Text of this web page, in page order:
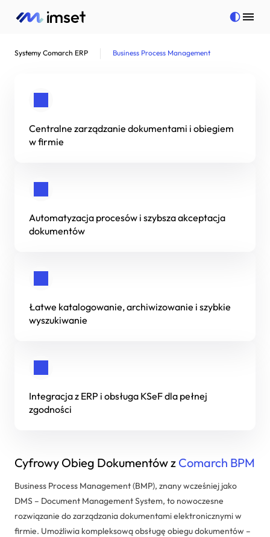
Bezpieczeństwo
Pełna oferta
Aplikacje mobilne
Bezpieczeństwo
Dedykowane rozwiązania
Zarządzanie projektami IT
Systemy Comarch ERP
Realizacje
Strefa wiedzy
Cyfrowy porządek w firmie dzięki
Systemy Comarch ERP Business Process Management
Centralne zarządzanie dokumentami i obiegiem
w firmie
Automatyzacja procesów i szybsza akceptacja
dokumentów
Łatwe katalogowanie, archiwizowanie i szybkie
wyszukiwanie
Integracja z ERP i obsługa KSeF dla pełnej
zgodności
Cyfrowy Obieg Dokumentów z Comarch BPM
Business Process Management (BMP), znany wcześniej jako
DMS – Document Management System, to nowoczesne
rozwiązanie do zarządzania dokumentami elektronicznymi w
firmie. Umożliwia kompleksową obsługę obiegu dokumentów –